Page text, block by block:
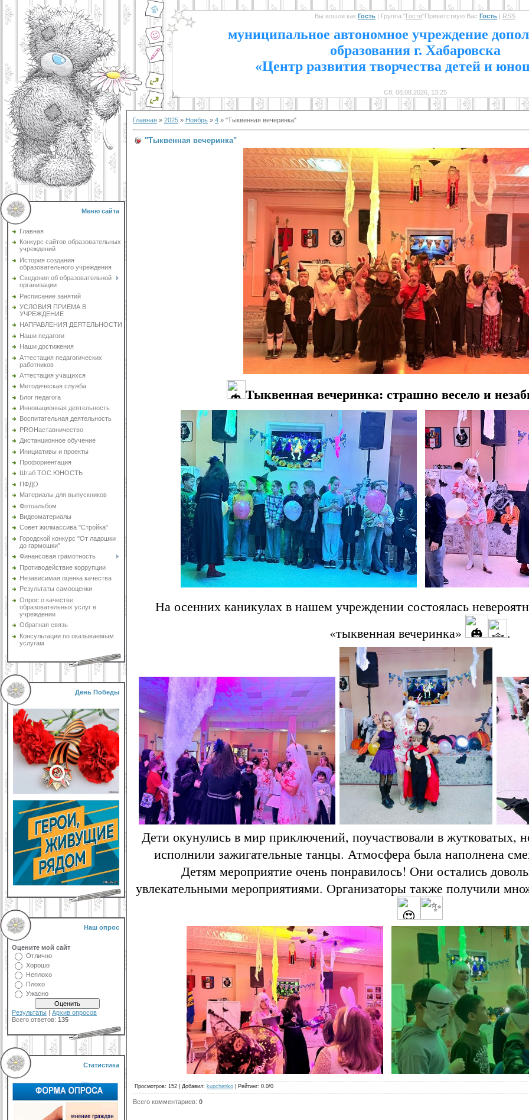
Меню сайта
Главная
Конкурс сайтов образовательных
учреждений
История создания
образовательного учреждения
Сведения об образовательной
организации
Расписание занятий
УСЛОВИЯ ПРИЕМА В
УЧРЕЖДЕНИЕ
НАПРАВЛЕНИЯ ДЕЯТЕЛЬНОСТИ
Наши педагоги
Наши достижения
Аттестация педагогических
работников
Аттестация учащихся
Методическая служба
Блог педагога
Инновационная деятельность
Воспитательная деятельность
PROНаставничество
Дистанционное обучение
Инициативы и проекты
Профориентация
Штаб ТОС ЮНОСТЬ
ПФДО
Материалы для выпускников
Фотоальбом
Видеоматериалы
Совет жилмассива "Стройка"
Городской конкурс "От ладошки
до гармошки"
Финансовая грамотность
Противодействие коррупции
Независимая оценка качества
Результаты самооценки
Опрос о качестве
образовательных услуг в
учреждении
Обратная связь
Консультации по оказываемым
услугам
День Победы
Наш опрос
Оцените мой сайт
Отлично
Хорошо
Неплохо
Плохо
Ужасно
Результаты | Архив опросов
Всего ответов: 135
Статистика
Вы вошли как Гость | Группа "Гости"Приветствую Вас Гость | RSS
муниципальное автономное учреждение
образования г. Хабаровска
«Центр развития творчества детей и
Сб, 08.08.2026, 13:25
Главная » 2025 » Ноябрь » 4 » "Тыквенная вечеринка"
"Тыквенная вечеринка"
Тыквенная вечеринка: страшно весело и
На осенних каникулах в нашем учреждении состоялась
«тыквенная вечеринка»
.
Дети окунулись в мир приключений, поучаствовали в жутковатых,
исполнили зажигательные танцы. Атмосфера была наполнена
Детям мероприятие очень понравилось! Они остались
увлекательными мероприятиями. Организаторы также получили
Просмотров: 152 Добавил: kupchenko Рейтинг: 0.0/0
Всего комментариев: 0